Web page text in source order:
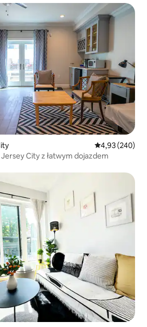
Średnia
4,93 (240)
City z łatwym dojazdem
kategorii Wybór gości